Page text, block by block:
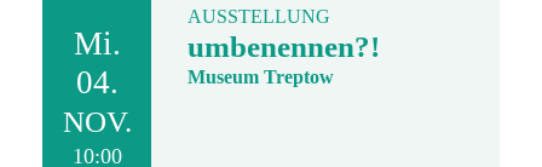
Mi.
04.
NOV.
10:00
AUSSTELLUNG
umbenennen?!
Museum Treptow